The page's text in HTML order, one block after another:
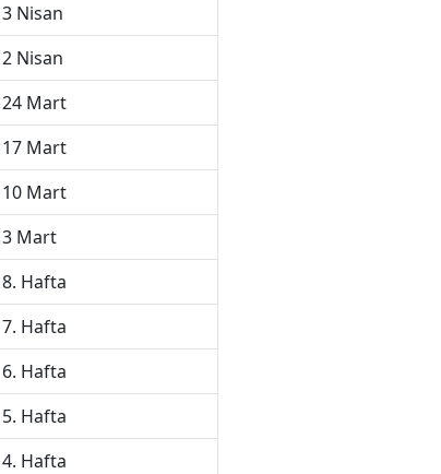
Nisan
Nisan
24 Mart
17 Mart
10 Mart
3 Mart
Hafta
Hafta
Hafta
Hafta
Hafta